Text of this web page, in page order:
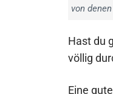
von
Hast du
völlig
Eine